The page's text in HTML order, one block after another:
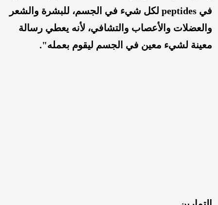
في peptides لكل شيء في الجسم، للبشرة والشعر
والعضلات والأعصاب والتشافي، لأنه يعطي رسالة
معينة لشيء معين في الجسم ليقوم بعمله".